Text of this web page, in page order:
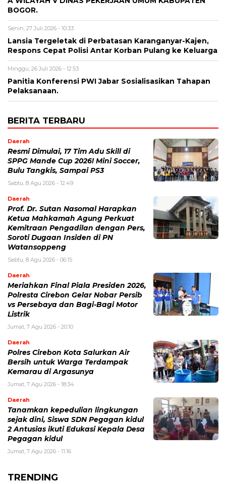
BOGOR.
Senin, 27 Juli 2026 - 10:33
Lansia Tergeletak di Perbatasan Karanganyar-Kajen,
Respons Cepat Polisi Antar Korban Pulang ke Keluarga
Minggu, 26 Juli 2026 - 12:53
Panitia Konferensi PWI Jabar Sosialisasikan Tahapan
Pelaksanaan.
BERITA TERBARU
Daerah
Resmi Dimulai, 17 Tim Adu Skill di
SPPG Mande Cup 2026! Mini Soccer,
Bulu Tangkis, Sampai PS3
Sabtu, 8 Agu 2026 - 12:49
Daerah
Prof. Dr. Sutan Nasomal Harapkan
Ketua Mahkamah Agung Perkuat
Kemitraan Pengadilan dengan Pers,
Soroti Dugaan Insiden di PN
Watansoppeng
Sabtu, 8 Agu 2026 - 06:15
Daerah
Meriahkan Final Piala Presiden 2026,
Polresta Cirebon Gelar Nobar Persib
vs Persebaya dan Bagi-Bagi Motor
Listrik
Jumat, 7 Agu 2026 - 20:10
Daerah
Polres Cirebon Kota Salurkan Air
Bersih untuk Warga Terdampak
Kemarau di Argasunya
Jumat, 7 Agu 2026 - 18:34
Daerah
Tanamkan kepedulian lingkungan
sejak dini, Siswa SDN Pegagan kidul
2 Antusias ikuti Edukasi Kepala Desa
Pegagan kidul
Jumat, 7 Agu 2026 - 11:16
TRENDING